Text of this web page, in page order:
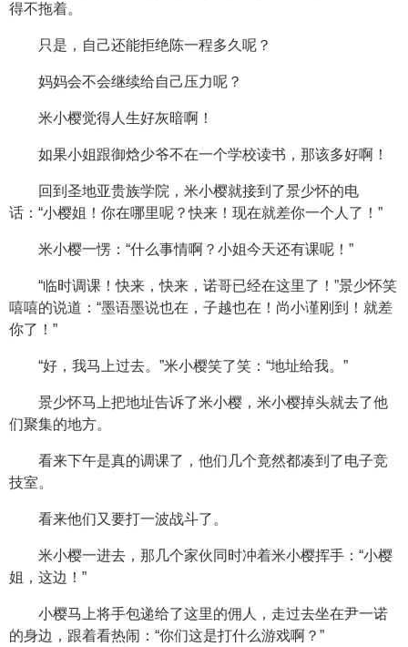
得不拖着。
只是，自己还能拒绝陈一程多久呢？
妈妈会不会继续给自己压力呢？
米小樱觉得人生好灰暗啊！
如果小姐跟御焓少爷不在一个学校读书，那该多好啊！
回到圣地亚贵族学院，米小樱就接到了景少怀的电
话：“小樱姐！你在哪里呢？快来！现在就差你一个人了！”
米小樱一愣：“什么事情啊？小姐今天还有课呢！”
“临时调课！快来，快来，诺哥已经在这里了！”景少怀笑
嘻嘻的说道：“墨语墨说也在，子越也在！尚小谨刚到！就差
你了！”
“好，我马上过去。”米小樱笑了笑：“地址给我。”
景少怀马上把地址告诉了米小樱，米小樱掉头就去了他
们聚集的地方。
看来下午是真的调课了，他们几个竟然都凑到了电子竞
技室。
看来他们又要打一波战斗了。
米小樱一进去，那几个家伙同时冲着米小樱挥手：“小樱
姐，这边！”
小樱马上将手包递给了这里的佣人，走过去坐在尹一诺
的身边，跟着看热闹：“你们这是打什么游戏啊？”